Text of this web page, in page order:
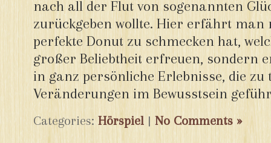
nach all der Flut von sogenannten
zurückgeben wollte. Hier erfährt man
perfekte Donut zu schmecken hat,
großer Beliebtheit erfreuen, sondern
in ganz persönliche Erlebnisse, die zu
Veränderungen im Bewusstsein
Categories: Hörspiel | No Comments »